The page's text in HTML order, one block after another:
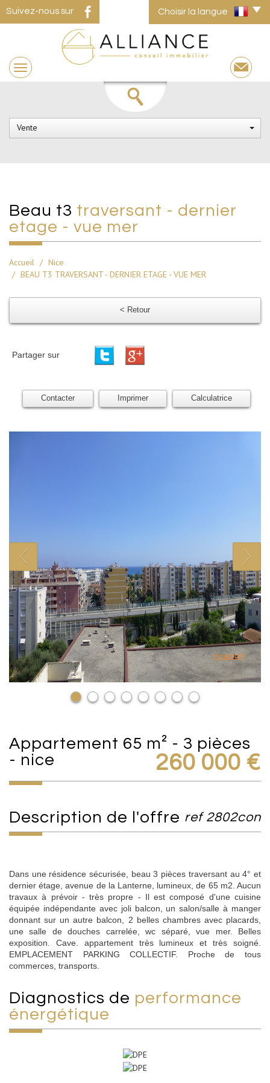
Suivez-nous sur Choisir la langue
Vente
beau t3 traversant - dernier
etage - vue mer
Accueil
Nice
BEAU T3 TRAVERSANT - DERNIER ETAGE - VUE MER
< Retour
Partager sur
Contacter Imprimer Calculatrice
appartement 65 m² - 3 pièces
- nice
260 000 €
description de l'offre ref 2802con
Dans une résidence sécurisée, beau 3 pièces traversant au 4° et
dernier étage, avenue de la Lanterne, lumineux, de 65 m2. Aucun
travaux à prévoir - très propre - Il est composé d'une cuisine
équipée indépendante avec joli balcon, un salon/salle à manger
donnant sur un autre balcon, 2 belles chambres avec placards,
une salle de douches carrelée, wc séparé, vue mer. Belles
exposition. Cave. appartement très lumineux et très soigné.
EMPLACEMENT PARKING COLLECTIF. Proche de tous
commerces, transports.
diagnostics de performance
énergétique